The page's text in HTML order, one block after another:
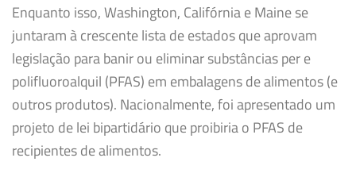
Enquanto isso, Washington, Califórnia e Maine se
juntaram à crescente lista de estados que aprovam
legislação para banir ou eliminar substâncias per e
polifluoroalquil (PFAS) em embalagens de alimentos (e
outros produtos). Nacionalmente, foi apresentado um
projeto de lei bipartidário que proibiria o PFAS de
recipientes de alimentos.